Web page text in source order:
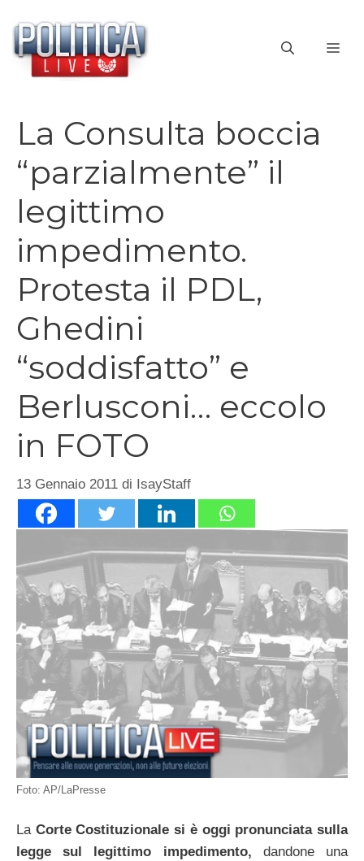
contenuto
La Consulta boccia
“parzialmente” il
legittimo
impedimento.
Protesta il PDL,
Ghedini
“soddisfatto” e
Berlusconi… eccolo
in FOTO
13 Gennaio 2011 di IsayStaff
Foto: AP/LaPresse
LaCorte Costituzionale si è oggi pronunciata sulla
legge sul legittimo impedimento, dandone una